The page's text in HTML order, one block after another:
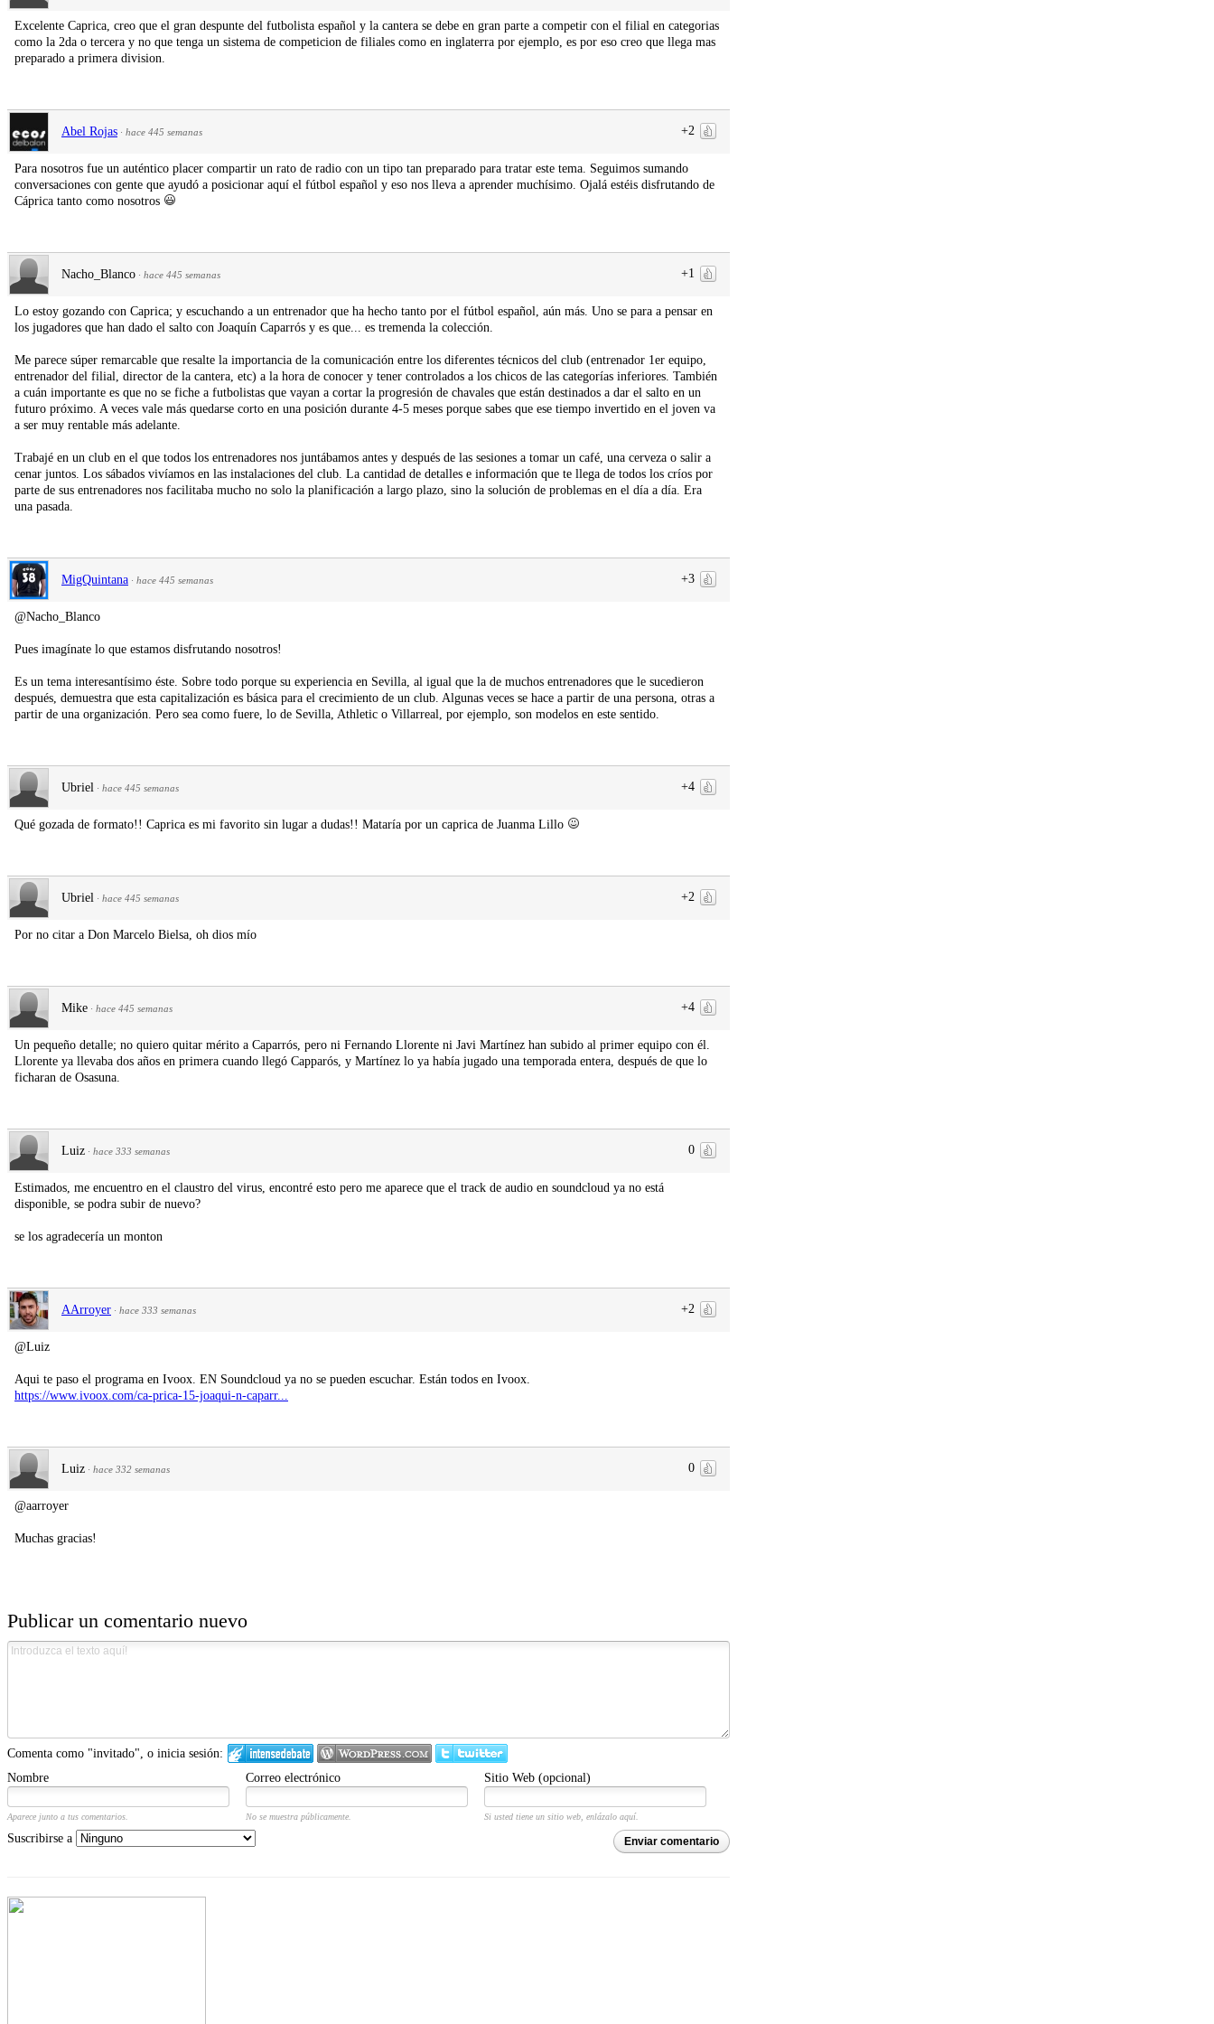
Excelente Caprica, creo que el gran despunte del futbolista español y la cantera se debe en gran parte a competir con el filial en categorias
como la 2da o tercera y no que tenga un sistema de competicion de filiales como en inglaterra por ejemplo, es por eso creo que llega mas
preparado a primera division.
+2
Abel Rojas · hace 445 semanas
Para nosotros fue un auténtico placer compartir un rato de radio con un tipo tan preparado para tratar este tema. Seguimos sumando
conversaciones con gente que ayudó a posicionar aquí el fútbol español y eso nos lleva a aprender muchísimo. Ojalá estéis disfrutando de
Cáprica tanto como nosotros
+1
Nacho_Blanco · hace 445 semanas
Lo estoy gozando con Caprica; y escuchando a un entrenador que ha hecho tanto por el fútbol español, aún más. Uno se para a pensar en
los jugadores que han dado el salto con Joaquín Caparrós y es que... es tremenda la colección.
Me parece súper remarcable que resalte la importancia de la comunicación entre los diferentes técnicos del club (entrenador 1er equipo,
entrenador del filial, director de la cantera, etc) a la hora de conocer y tener controlados a los chicos de las categorías inferiores. También
a cuán importante es que no se fiche a futbolistas que vayan a cortar la progresión de chavales que están destinados a dar el salto en un
futuro próximo. A veces vale más quedarse corto en una posición durante 4-5 meses porque sabes que ese tiempo invertido en el joven va
a ser muy rentable más adelante.
Trabajé en un club en el que todos los entrenadores nos juntábamos antes y después de las sesiones a tomar un café, una cerveza o salir a
cenar juntos. Los sábados vivíamos en las instalaciones del club. La cantidad de detalles e información que te llega de todos los críos por
parte de sus entrenadores nos facilitaba mucho no solo la planificación a largo plazo, sino la solución de problemas en el día a día. Era
una pasada.
+3
MigQuintana · hace 445 semanas
@Nacho_Blanco
Pues imagínate lo que estamos disfrutando nosotros!
Es un tema interesantísimo éste. Sobre todo porque su experiencia en Sevilla, al igual que la de muchos entrenadores que le sucedieron
después, demuestra que esta capitalización es básica para el crecimiento de un club. Algunas veces se hace a partir de una persona, otras a
partir de una organización. Pero sea como fuere, lo de Sevilla, Athletic o Villarreal, por ejemplo, son modelos en este sentido.
+4
Ubriel · hace 445 semanas
Qué gozada de formato!! Caprica es mi favorito sin lugar a dudas!! Mataría por un caprica de Juanma Lillo
+2
Ubriel · hace 445 semanas
Por no citar a Don Marcelo Bielsa, oh dios mío
+4
Mike · hace 445 semanas
Un pequeño detalle; no quiero quitar mérito a Caparrós, pero ni Fernando Llorente ni Javi Martínez han subido al primer equipo con él.
Llorente ya llevaba dos años en primera cuando llegó Capparós, y Martínez lo ya había jugado una temporada entera, después de que lo
ficharan de Osasuna.
0
Luiz · hace 333 semanas
Estimados, me encuentro en el claustro del virus, encontré esto pero me aparece que el track de audio en soundcloud ya no está
disponible, se podra subir de nuevo?
se los agradecería un monton
+2
AArroyer · hace 333 semanas
@Luiz
Aqui te paso el programa en Ivoox. EN Soundcloud ya no se pueden escuchar. Están todos en Ivoox.
https://www.ivoox.com/ca-prica-15-joaqui-n-caparr...
0
Luiz · hace 332 semanas
@aarroyer
Muchas gracias!
Publicar un comentario nuevo
Comenta como "invitado", o inicia sesión:
Nombre
Correo electrónico Sitio Web (opcional)
Aparece junto a tus comentarios. No se muestra públicamente. Si usted tiene un sitio web, enlázalo aquí.
Enviar comentario
Suscribirse a